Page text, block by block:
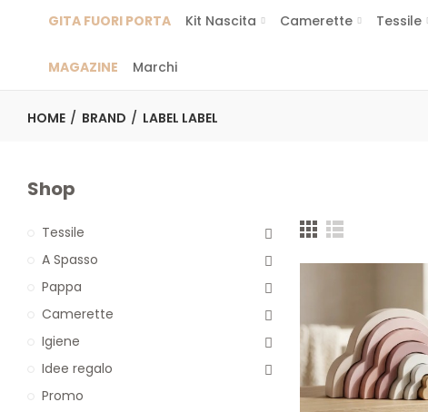
GITA FUORI PORTA Kit Nascita Camerette Tessile
MAGAZINE Marchi
HOME BRAND LABEL LABEL
Shop
Tessile
A Spasso
Pappa
Camerette
Igiene
Idee regalo
Promo